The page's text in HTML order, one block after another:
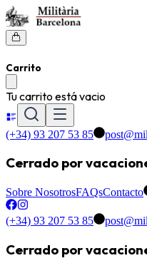
Carrito
Tu carrito está vacio
(+34) 93 207 53 85
Cerrado por
Sobre NosotrosFAQsContacto
(+34) 93 207 53 85
Cerrado por